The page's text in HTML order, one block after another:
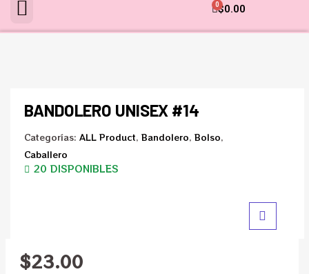
$0.00
0
BANDOLERO UNISEX #14
Categorías: ALL Product, Bandolero, Bolso,
Caballero
20 DISPONIBLES
$23.00